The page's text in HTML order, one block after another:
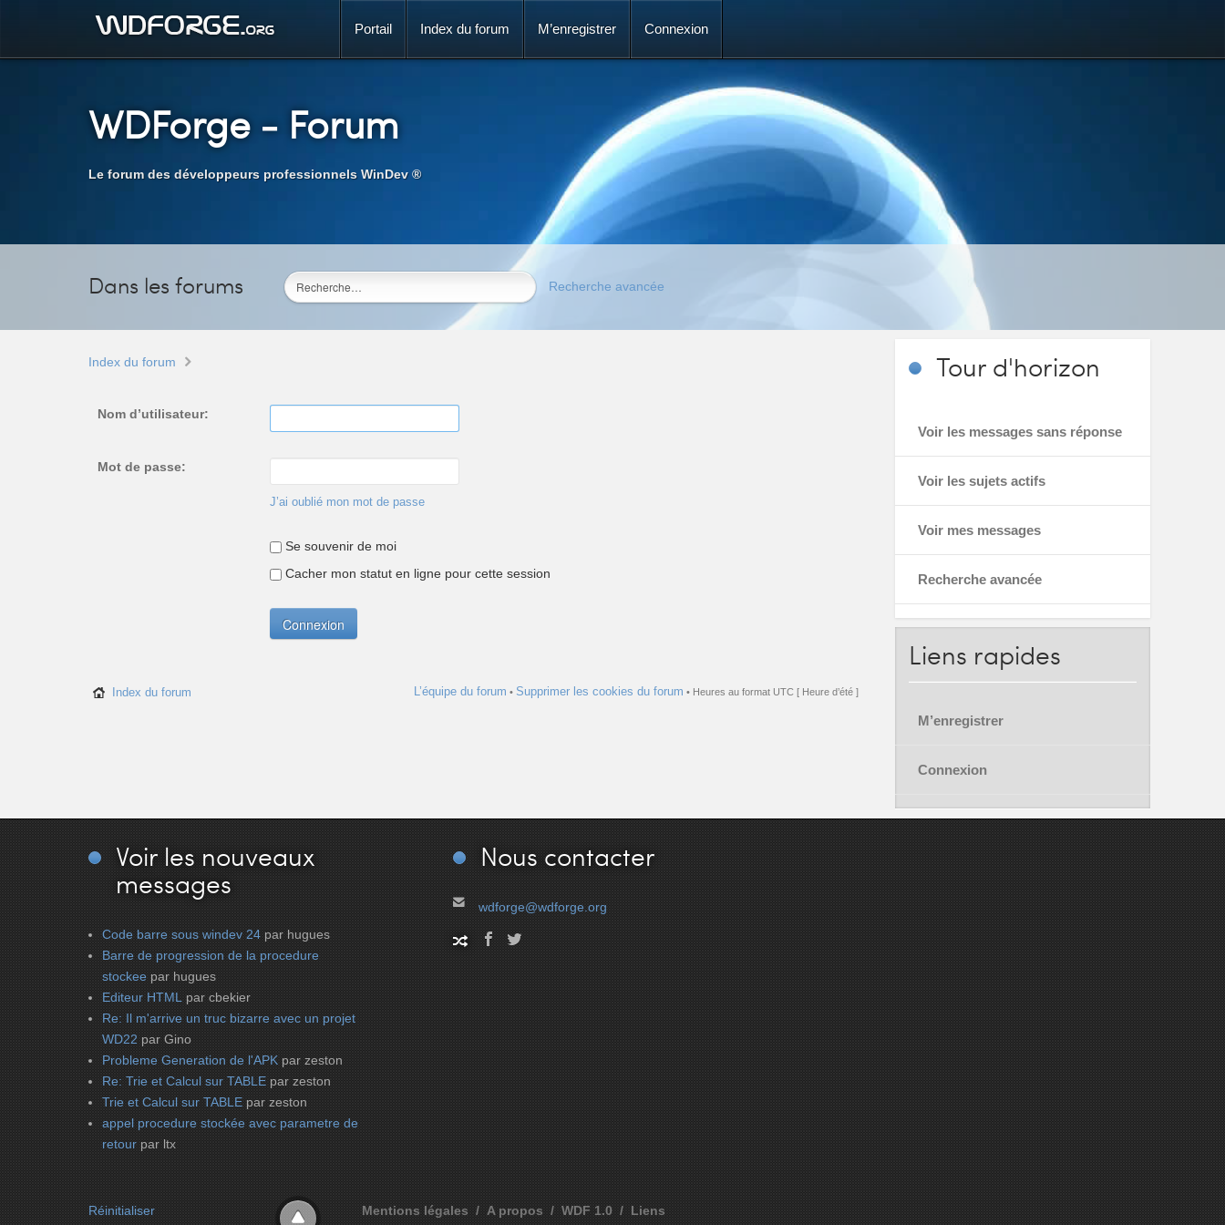
Portail Index du forum M’enregistrer Connexion
WDForge- Forum
Le forum des développeurs professionnels WinDev ®
Dans les forums Recherche avancée
Index du forum
Nom d’utilisateur:
Mot de passe:
J’ai oublié mon mot de passe
Se souvenir de moi
Cacher mon statut en ligne pour cette session
Index du forum L’équipe du forum • Supprimer les cookies du forum • Heures au format UTC [ Heure d’été ]
Tour d'horizon
Voir les messages sans réponse
Voir les sujets actifs
Voir mes messages
Recherche avancée
Liens rapides
M’enregistrer
Connexion
Voir les nouveaux
messages
Code barre sous windev 24 par hugues
Barre de progression de la procedure
stockee par hugues
Editeur HTML par cbekier
Re: Il m'arrive un truc bizarre avec un projet
WD22 par Gino
Probleme Generation de l'APK par zeston
Re: Trie et Calcul sur TABLE par zeston
Trie et Calcul sur TABLE par zeston
appel procedure stockée avec parametre de
retour par ltx
Nous contacter
wdforge@wdforge.org
Réinitialiser Mentions légales A propos WDF 1.0 Liens